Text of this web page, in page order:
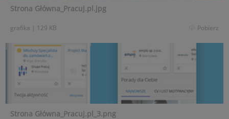
Strona Główna_Pracuj.pl.jpg
grafika | 129 KB Pobierz
Strona Główna_Pracuj.pl_3.png